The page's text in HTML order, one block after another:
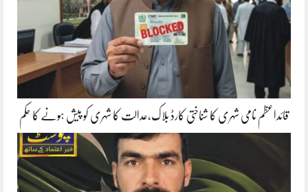
قائداعظم نامی شہری کا شناختی کارڈ بلاک،عدالت کا شہری کو پیش ہونے کا حکم